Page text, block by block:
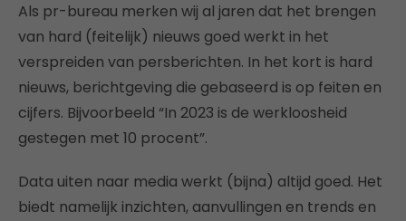
Als pr-bureau merken wij al jaren dat het brengen
van hard (feitelijk) nieuws goed werkt in het
verspreiden van persberichten. In het kort is hard
nieuws, berichtgeving die gebaseerd is op feiten en
cijfers. Bijvoorbeeld “In 2023 is de werkloosheid
gestegen met 10 procent”.
Data uiten naar media werkt (bijna) altijd goed. Het
biedt namelijk inzichten, aanvullingen en trends en